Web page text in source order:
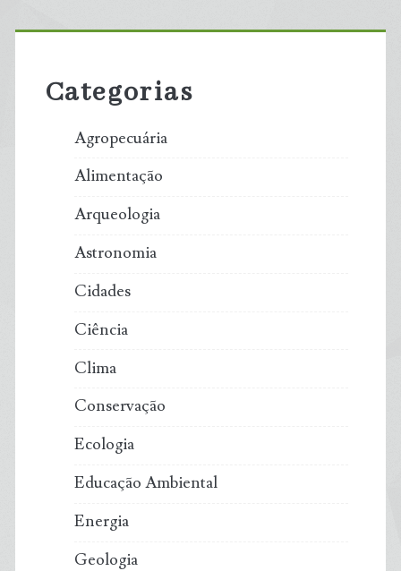
Primary
Sidebar
Categorias
Agropecuária
Alimentação
Arqueologia
Astronomia
Cidades
Ciência
Clima
Conservação
Ecologia
Educação Ambiental
Energia
Geologia